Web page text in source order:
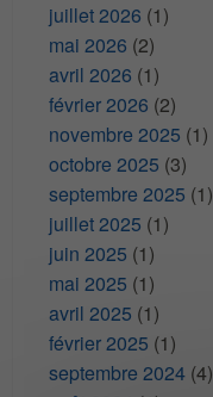
juillet 2026 (1)
mai 2026 (2)
avril 2026 (1)
février 2026 (2)
novembre 2025 (1)
octobre 2025 (3)
septembre 2025 (1)
juillet 2025 (1)
juin 2025 (1)
mai 2025 (1)
avril 2025 (1)
février 2025 (1)
septembre 2024 (4)